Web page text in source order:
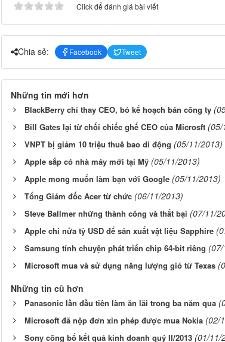
Click để đánh giá bài viết
Chia sẻ: Facebook Tweet
Những tin mới hơn
BlackBerry chỉ thay CEO, bỏ kế hoạch bán công ty
Bill Gates lại từ chối chiếc ghế CEO của Microsft (05/
VNPT bị giảm 10 triệu thuê bao di động (05/11/2013)
Apple sắp có nhà máy mới tại Mỹ (05/11/2013)
Apple mong muốn làm bạn với Google (05/11/2013)
Tổng Giám đốc Acer từ chức (06/11/2013)
Steve Ballmer những thành công và thất bại (07/11/
Apple chi nửa tỷ USD để sản xuất vật liệu Sapphire
Samsung tính chuyện phát triển chip 64-bit riêng
Microsoft mua và sử dụng năng lượng gió từ Texas
Những tin cũ hơn
Panasonic lần đầu tiên làm ăn lãi trong ba năm qua
Microsoft đã nộp đơn xin phép được mua Nokia (02/
Sony công bố kết quả kinh doanh quý II/2013 (01/11/